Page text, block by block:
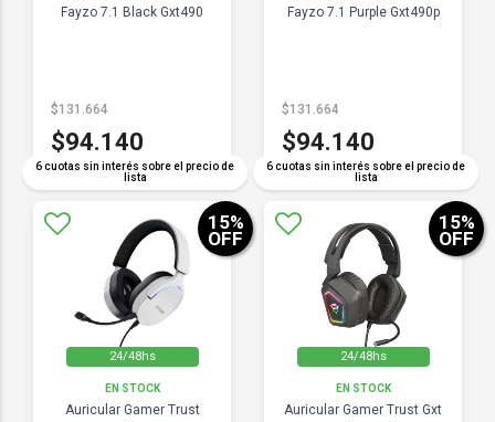
Fayzo 7.1 Black Gxt490
6 cuotas sin interés sobre el precio de
lista
$131.664
$94.140
Fayzo 7.1 Purple Gxt490p
6 cuotas sin interés sobre el precio de
lista
$131.664
$94.140
24/48hs
EN STOCK
Auricular Gamer Trust
15%
OFF
24/48hs
EN STOCK
Auricular Gamer Trust Gxt
15%
OFF